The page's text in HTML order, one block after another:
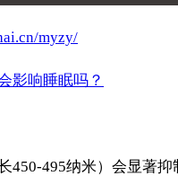
myzy/
影响睡眠吗？
450-495纳米）会显著